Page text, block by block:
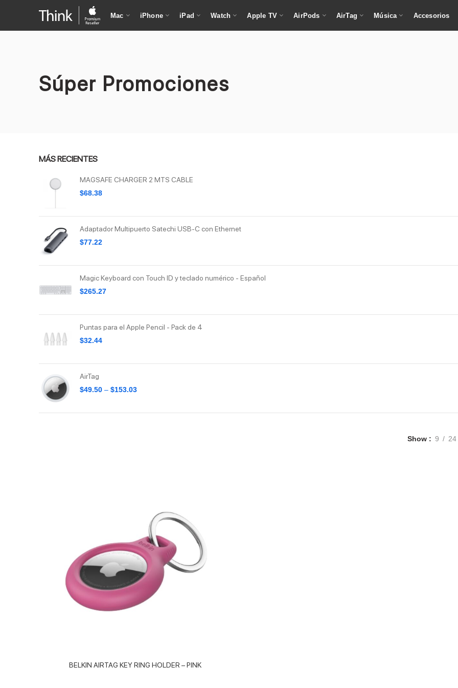
Mac iPhone iPad Watch Apple TV AirPods AirTag Música Accesorios
Súper Promociones
MÁS RECIENTES
MAGSAFE CHARGER 2 MTS CABLE
$68.38
Adaptador Multipuerto Satechi USB-C con Ethernet
$77.22
Magic Keyboard con Touch ID y teclado numérico - Español
$265.27
Puntas para el Apple Pencil - Pack de 4
$32.44
AirTag
$49.50 – $153.03
Show 9 24
BELKIN AIRTAG KEY RING HOLDER – PINK